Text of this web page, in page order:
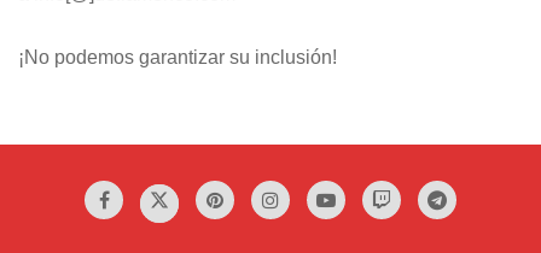
¡No podemos garantizar su inclusión!